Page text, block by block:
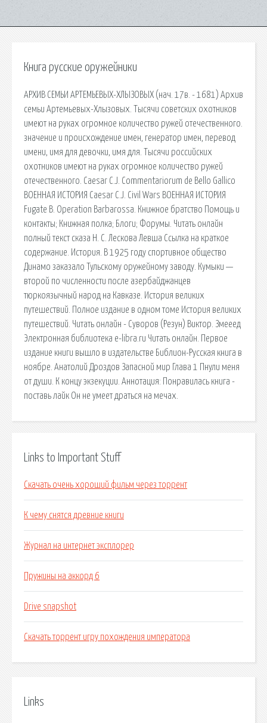
Книга русские оружейники
АРХИВ СЕМЬИ АРТЕМЬЕВЫХ-ХЛЫЗОВЫХ (нач. 17в. - 1681) Архив
семьи Артемьевых-Хлызовых. Тысячи советских охотников
имеют на руках огромное количество ружей отечественного.
значение и происхождение имен, генератор имен, перевод
имени, имя для девочки, имя для. Тысячи российских
охотников имеют на руках огромное количество ружей
отечественного. Caesar С.J. Commentariorum de Bello Gallico
ВОЕННАЯ ИСТОРИЯ Caesar С.J. Civil Wars ВОЕННАЯ ИСТОРИЯ
Fugate B. Operation Barbarossa. Книжное братство Помощь и
контакты; Книжная полка; Блоги; Форумы. Читать онлайн
полный текст сказа Н. С. Лескова Левша Ссылка на краткое
содержание. История. В 1925 году спортивное общество
Динамо заказало Тульскому оружейному заводу. Кумыки —
второй по численности после азербайджанцев
тюркоязычный народ на Кавказе. История великих
путешествий. Полное издание в одном томе История великих
путешествий. Читать онлайн - Суворов (Резун) Виктор. Змееед
Электронная библиотека e-libra.ru Читать онлайн. Первое
издание книги вышло в издательстве Библион-Русская книга в
ноябре. Анатолий Дроздов Запасной мир Глава 1 Пнули меня
от души. К концу экзекуции. Аннотация: Понравилась книга -
поставь лайк Он не умеет драться на мечах.
Links to Important Stuff
Скачать очень хороший фильм через торрент
К чему снятся древние книги
Журнал на интернет эксплорер
Пружины на аккорд 6
Drive snapshot
Скачать торрент игру похождения императора
Links